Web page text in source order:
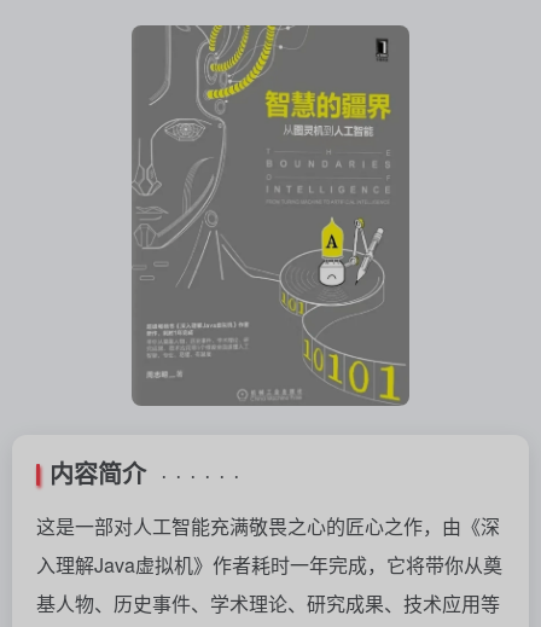
内容简介· · · · · ·
这是一部对人工智能充满敬畏之心的匠心之作，由《深
入理解Java虚拟机》作者耗时一年完成，它将带你从奠
基人物、历史事件、学术理论、研究成果、技术应用等